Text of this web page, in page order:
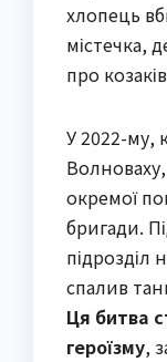
хлопець
містечка,
про
У 2022-му,
окремої
бригади.
підрозділ
спалив
Ця битва
героїзму,